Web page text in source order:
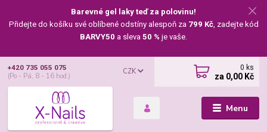
Barevné gel laky teď za polovinu!
Přidejte do košíku své oblíbené odstíny alespoň za 799 Kč, zadejte kód
BARVY50 a sleva 50 % je vaše.
Menu
CZK
+420 735 055 075
(Po - Pá, 8 - 16 hod.)
0 ks
za 0,00 Kč